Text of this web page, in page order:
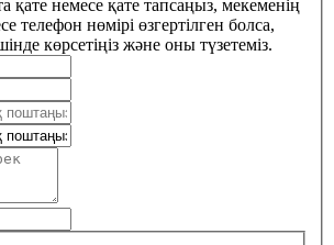
қате немесе қате тапсаңыз, мекеменің
телефон нөмірі өзгертілген болса,
көрсетіңіз және оны түзетеміз.